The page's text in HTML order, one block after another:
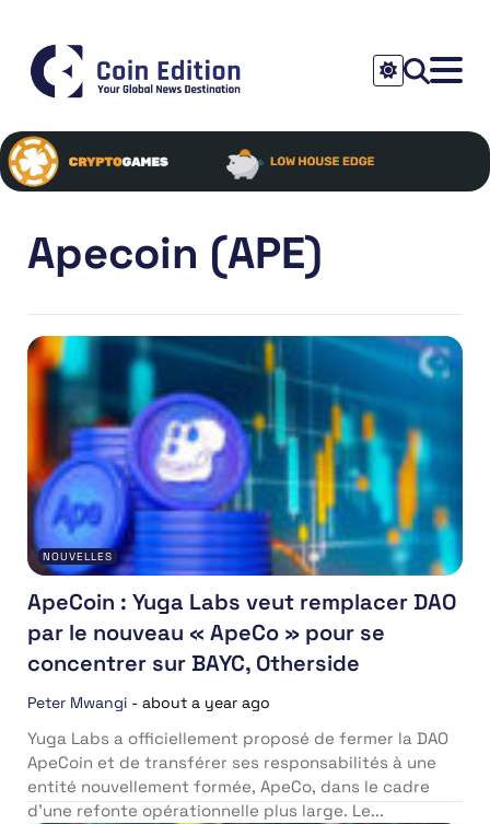
Apecoin (APE)
NOUVELLES
ApeCoin : Yuga Labs veut remplacer DAO
par le nouveau « ApeCo » pour se
concentrer sur BAYC, Otherside
Peter Mwangi - about a year ago
Yuga Labs a officiellement proposé de fermer la DAO
ApeCoin et de transférer ses responsabilités à une
entité nouvellement formée, ApeCo, dans le cadre
d’une refonte opérationnelle plus large. Le...